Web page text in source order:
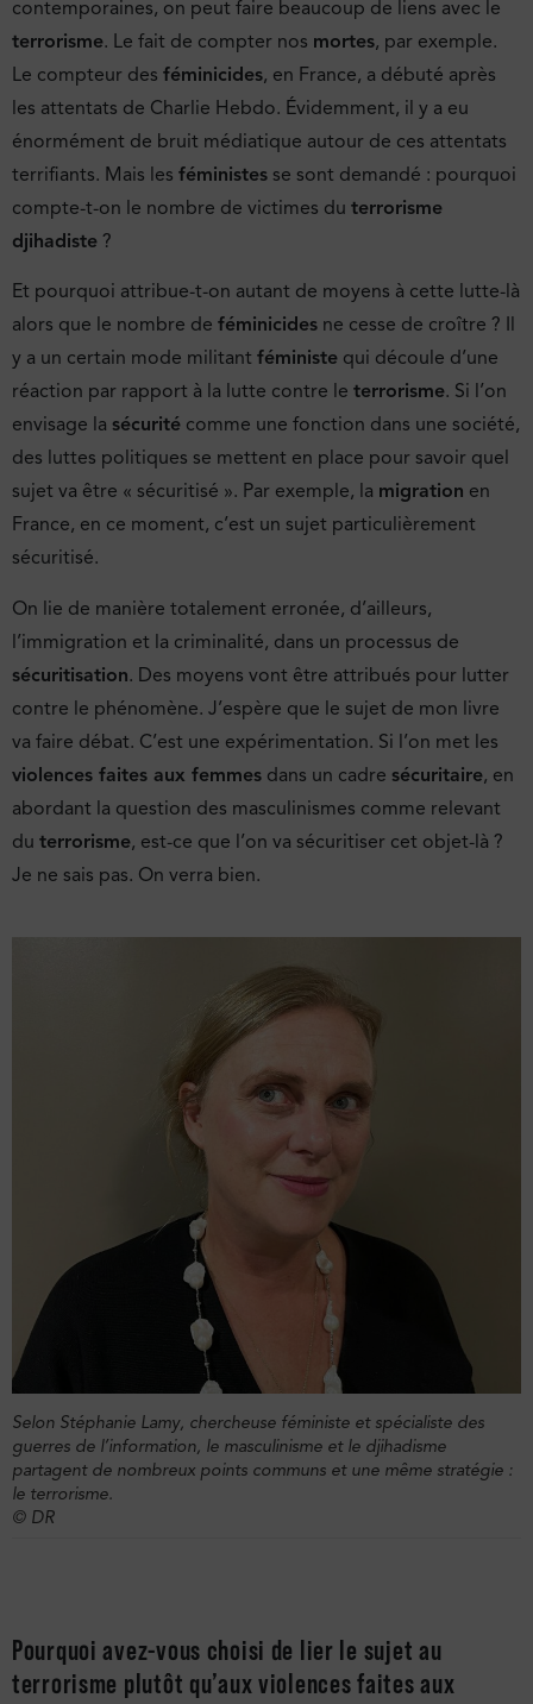
contemporaines, on peut faire beaucoup de liens avec le
terrorisme. Le fait de compter nos mortes, par exemple.
Le compteur des féminicides, en France, a débuté après
les attentats de Charlie Hebdo. Évidemment, il y a eu
énormément de bruit médiatique autour de ces attentats
terrifiants. Mais les féministes se sont demandé : pourquoi
compte-t-on le nombre de victimes du terrorisme
djihadiste ?
Et pourquoi attribue-t-on autant de moyens à cette lutte-là
alors que le nombre de féminicides ne cesse de croître ? Il
y a un certain mode militant féministe qui découle d’une
réaction par rapport à la lutte contre le terrorisme. Si l’on
envisage la sécurité comme une fonction dans une société,
des luttes politiques se mettent en place pour savoir quel
sujet va être « sécuritisé ». Par exemple, la migration en
France, en ce moment, c’est un sujet particulièrement
sécuritisé.
On lie de manière totalement erronée, d’ailleurs,
l’immigration et la criminalité, dans un processus de
sécuritisation. Des moyens vont être attribués pour lutter
contre le phénomène. J’espère que le sujet de mon livre
va faire débat. C’est une expérimentation. Si l’on met les
violences faites aux femmes dans un cadre sécuritaire, en
abordant la question des masculinismes comme relevant
du terrorisme, est-ce que l’on va sécuritiser cet objet-là ?
Je ne sais pas. On verra bien.
Selon Stéphanie Lamy, chercheuse féministe et spécialiste des
guerres de l’information, le masculinisme et le djihadisme
partagent de nombreux points communs et une même stratégie :
le terrorisme.
© DR
Pourquoi avez-vous choisi de lier le sujet au
terrorisme plutôt qu’auxviolences faites aux